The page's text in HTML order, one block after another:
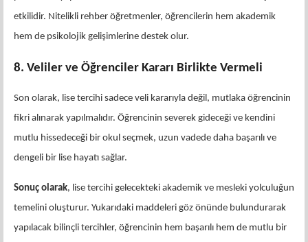
etkilidir. Nitelikli rehber öğretmenler, öğrencilerin hem akademik
hem de psikolojik gelişimlerine destek olur.
8. Veliler ve Öğrenciler Kararı Birlikte Vermeli
Son olarak, lise tercihi sadece veli kararıyla değil, mutlaka öğrencinin
fikri alınarak yapılmalıdır. Öğrencinin severek gideceği ve kendini
mutlu hissedeceği bir okul seçmek, uzun vadede daha başarılı ve
dengeli bir lise hayatı sağlar.
Sonuç olarak, lise tercihi gelecekteki akademik ve mesleki yolculuğun
temelini oluşturur. Yukarıdaki maddeleri göz önünde bulundurarak
yapılacak bilinçli tercihler, öğrencinin hem başarılı hem de mutlu bir